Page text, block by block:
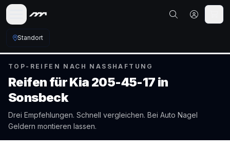
Standort
TOP-REIFEN NACH NASSHAFTUNG
Reifen fürKia 205-45-17 in
Sonsbeck
Drei Empfehlungen. Schnell vergleichen. Bei Auto Nagel
Geldern montieren lassen.